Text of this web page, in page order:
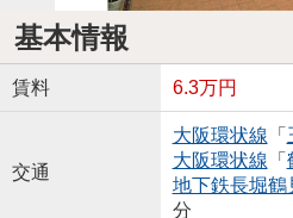
基本情報
賃料 6.3万円
交通
大阪環状線 「
大阪環状線 「
地下鉄長堀鶴
分